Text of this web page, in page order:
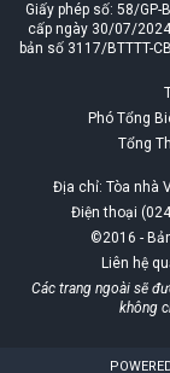
Giấy phép số: 58/GP-
cấp ngày 30/07/
bản số 3117/BTTTT-
Phó Tổng
Tổng
Địa chỉ: Tòa nhà
Điện thoại
©2016 -
Liên hệ
Các trang ngoài sẽ
không